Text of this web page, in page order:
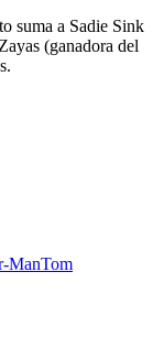
suma a Sadie Sink
(ganadora del
ManTom